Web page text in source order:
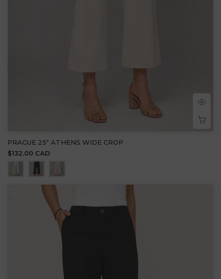
PRAGUE 25" ATHENS WIDE CROP
$132.00 CAD